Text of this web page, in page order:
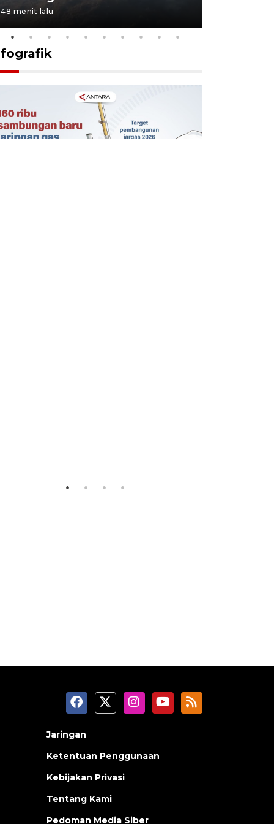
48 menit lalu
Jaringan
Ketentuan Penggunaan
Kebijakan Privasi
Tentang Kami
Pedoman Media Siber